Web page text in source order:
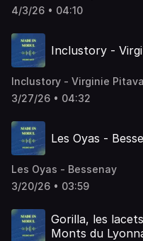
4/3/26 • 04:10
Inclustory -
Inclustory - Virginie
3/27/26 • 04:32
Les Oyas -
Les Oyas - Bessenay
3/20/26 • 03:59
Gorilla, les
Monts du